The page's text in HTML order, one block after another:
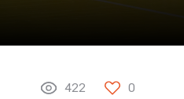
422 0